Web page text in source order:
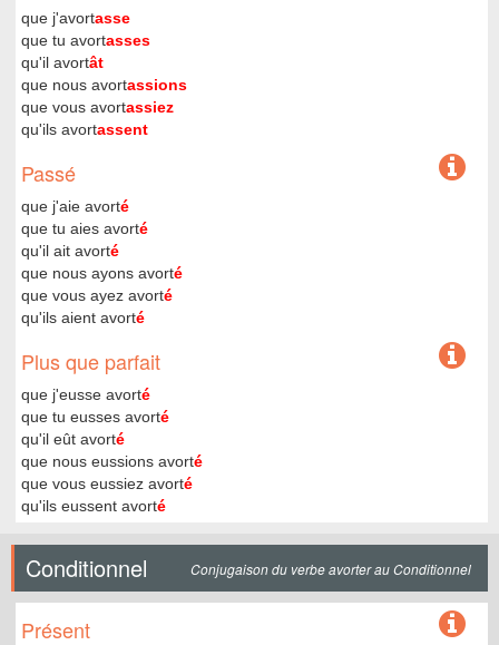
que j'avortasse
que tu avortasses
qu'il avortât
que nous avortassions
que vous avortassiez
qu'ils avortassent
Passé
que j'aie avorté
que tu aies avorté
qu'il ait avorté
que nous ayons avorté
que vous ayez avorté
qu'ils aient avorté
Plus que parfait
que j'eusse avorté
que tu eusses avorté
qu'il eût avorté
que nous eussions avorté
que vous eussiez avorté
qu'ils eussent avorté
Conditionnel Conjugaison du verbe avorter au Conditionnel
Présent